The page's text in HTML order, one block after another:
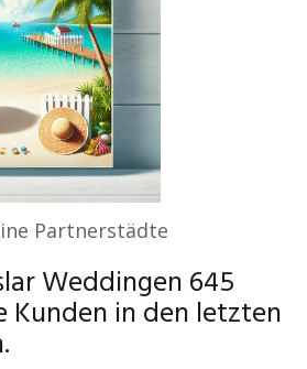
Partnerstädte
Weddingen 645
Kunden in den letzten